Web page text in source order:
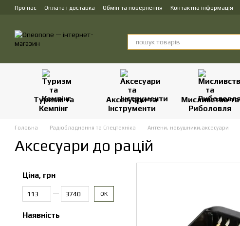
Перейти до основного контенту
Про нас Оплата і доставка Обмін та повернення Контактна інформація
Туризм та
Кемпінг
Аксесуари та
Інструменти
Мисливство та
Риболовля
Головна Радіобладнання та Спецтехніка Антени, навушники,аксесуари
Аксесуари до рацій
Ціна, грн
ОК
Наявність